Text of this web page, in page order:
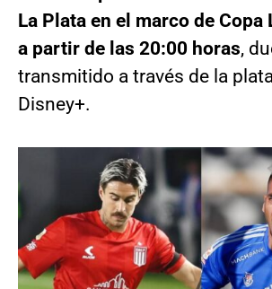
La Plata en el marco de Copa
a partir de las 20:00 horas,
transmitido a través de la
Disney+.